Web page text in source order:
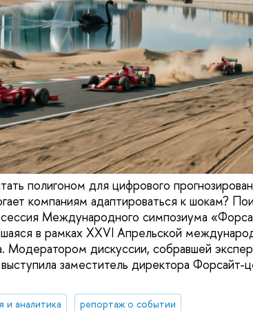
полигоном для цифрового
компаниям адаптироваться к шокам?
Международного симпозиума
в рамках XXVI Апрельской
Модератором дискуссии, собравшей
заместитель директора
и аналитика
репортаж о событии